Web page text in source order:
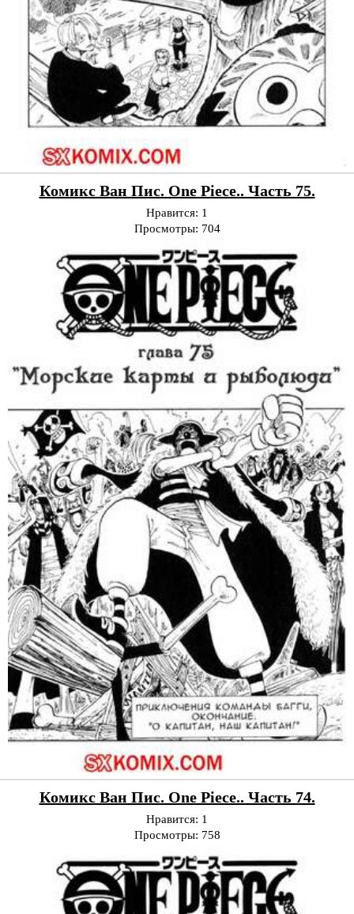
Комикс Ван Пис. One Piece.. Часть 75.
Нравится: 1
Просмотры: 704
Комикс Ван Пис. One Piece.. Часть 74.
Нравится: 1
Просмотры: 758